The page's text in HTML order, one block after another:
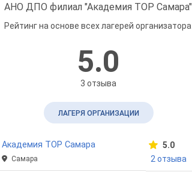
АНО ДПО филиал "Академия TOP Самара"
Рейтинг на основе всех лагерей организатора
5.0
3 отзыва
ЛАГЕРЯ ОРГАНИЗАЦИИ
Академия TOP Самара
Самара
5.0
2 отзыва